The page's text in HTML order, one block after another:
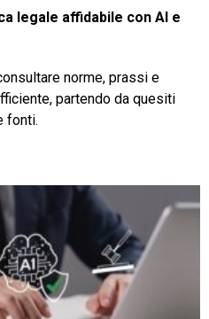
legale affidabile con AI e
norme, prassi e
partendo da quesiti
fonti.